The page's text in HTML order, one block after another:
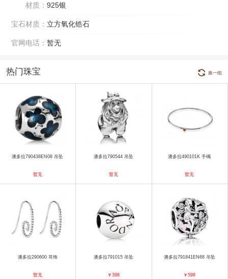
材质： 925银
宝石材质： 立方氧化锆石
官网电话： 暂无
热门珠宝 换一组
潘多拉790438EN08 吊坠
暂无
潘多拉790544 吊坠
暂无
潘多拉490101K 手镯
暂无
潘多拉290600 耳饰
暂无
潘多拉791015 吊坠
￥398
潘多拉791841EN68 吊坠
￥598